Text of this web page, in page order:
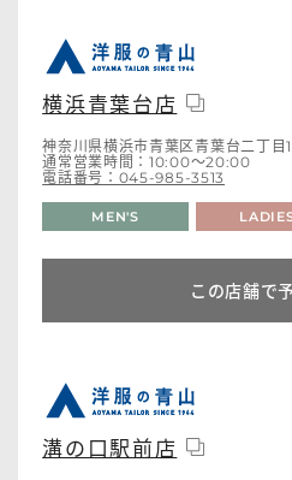
横浜青葉台店
神奈川県横浜市青葉区青葉台二丁目
通常営業時間：10:00～20:00
電話番号：045-985-3513
MEN'S
この店舗で
溝の口駅前店